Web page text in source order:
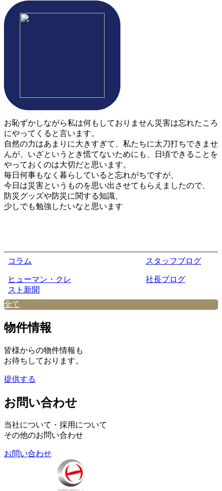
お恥ずかしながら私は何もしておりません災害は忘れたころ
にやってくると言います。
自然の力はあまりに大きすぎて、私たちに太刀打ちできませ
んが、いざというとき慌てないためにも、日頃できることを
やっておくのは大切だと思います。
毎日何事もなく暮らしていると忘れがちですが、
今日は災害というものを思い出させてもらえましたので、
防災グッズや防災に関する知識、
少しでも勉強したいなと思います
コラム スタッフブログ
ヒューマン・クレ
スト新聞
社長ブログ
全て
物件情報
皆様からの物件情報も
お待ちしております。
提供する
お問い合わせ
当社について・採用について
その他のお問い合わせ
お問い合わせ